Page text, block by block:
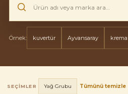
Örnek: kuvertür Ayvansaray krema
SEÇIMLER Yağ Grubu Tümünü temizle